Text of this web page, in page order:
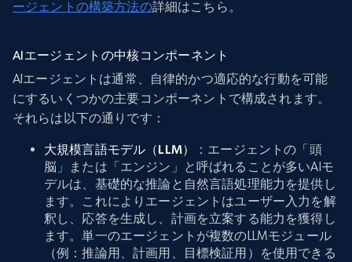
ージェントの構築方法の詳細はこちら。
AIエージェントの中核コンポーネント
AIエージェントは通常、自律的かつ適応的な行動を可能
にするいくつかの主要コンポーネントで構成されます。
それらは以下の通りです：
大規模言語モデル（LLM）
：エージェントの「頭
脳」または「エンジン」と呼ばれることが多いAIモ
デルは、基礎的な推論と自然言語処理能力を提供し
ます。これによりエージェントはユーザー入力を解
釈し、応答を生成し、計画を立案する能力を獲得し
ます。単一のエージェントが複数のLLMモジュール
（例：推論用、計画用、目標検証用）を使用できる